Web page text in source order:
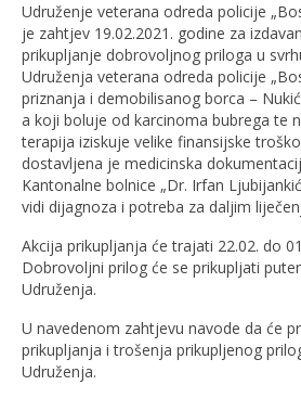
Udruženje veterana odreda policije
je zahtjev 19.02.2021. godine za
prikupljanje dobrovoljnog priloga u
Udruženja veterana odreda policije
priznanja i demobilisanog borca –
a koji boluje od karcinoma bubrega te
terapija iziskuje velike finansijske
dostavljena je medicinska
Kantonalne bolnice „Dr. Irfan
vidi dijagnoza i potreba za daljim
Akcija prikupljanja će trajati 22.02. do
Dobrovoljni prilog će se prikupljati
Udruženja.
U navedenom zahtjevu navode da će
prikupljanja i trošenja prikupljenog
Udruženja.